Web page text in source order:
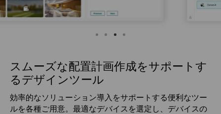
スムーズな配置計画作成をサポートす
るデザインツール
効率的なソリューション導入をサポートする便利なツー
ルを各種ご用意。最適なデバイスを選定し、デバイスの